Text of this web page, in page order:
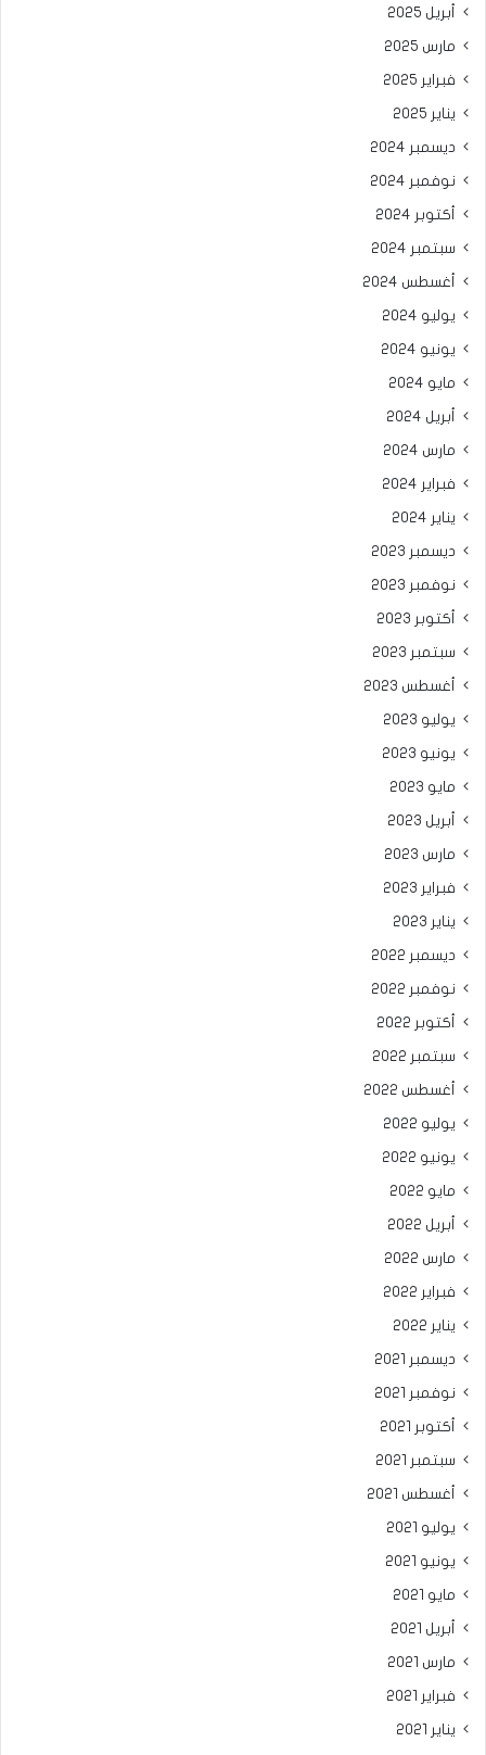
أبريل 2025
مارس 2025
فبراير 2025
يناير 2025
ديسمبر 2024
نوفمبر 2024
أكتوبر 2024
سبتمبر 2024
أغسطس 2024
يوليو 2024
يونيو 2024
مايو 2024
أبريل 2024
مارس 2024
فبراير 2024
يناير 2024
ديسمبر 2023
نوفمبر 2023
أكتوبر 2023
سبتمبر 2023
أغسطس 2023
يوليو 2023
يونيو 2023
مايو 2023
أبريل 2023
مارس 2023
فبراير 2023
يناير 2023
ديسمبر 2022
نوفمبر 2022
أكتوبر 2022
سبتمبر 2022
أغسطس 2022
يوليو 2022
يونيو 2022
مايو 2022
أبريل 2022
مارس 2022
فبراير 2022
يناير 2022
ديسمبر 2021
نوفمبر 2021
أكتوبر 2021
سبتمبر 2021
أغسطس 2021
يوليو 2021
يونيو 2021
مايو 2021
أبريل 2021
مارس 2021
فبراير 2021
يناير 2021